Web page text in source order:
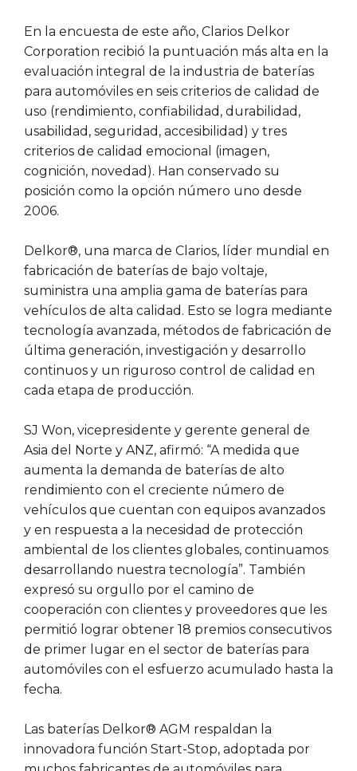
En la encuesta de este año, Clarios Delkor
Corporation recibió la puntuación más alta en la
evaluación integral de la industria de baterías
para automóviles en seis criterios de calidad de
uso (rendimiento, confiabilidad, durabilidad,
usabilidad, seguridad, accesibilidad) y tres
criterios de calidad emocional (imagen,
cognición, novedad). Han conservado su
posición como la opción número uno desde
2006.
Delkor®, una marca de Clarios, líder mundial en
fabricación de baterías de bajo voltaje,
suministra una amplia gama de baterías para
vehículos de alta calidad. Esto se logra mediante
tecnología avanzada, métodos de fabricación de
última generación, investigación y desarrollo
continuos y un riguroso control de calidad en
cada etapa de producción.
SJ Won, vicepresidente y gerente general de
Asia del Norte y ANZ, afirmó: “A medida que
aumenta la demanda de baterías de alto
rendimiento con el creciente número de
vehículos que cuentan con equipos avanzados
y en respuesta a la necesidad de protección
ambiental de los clientes globales, continuamos
desarrollando nuestra tecnología”. También
expresó su orgullo por el camino de
cooperación con clientes y proveedores que les
permitió lograr obtener 18 premios consecutivos
de primer lugar en el sector de baterías para
automóviles con el esfuerzo acumulado hasta la
fecha.
Las baterías Delkor® AGM respaldan la
innovadora función Start-Stop, adoptada por